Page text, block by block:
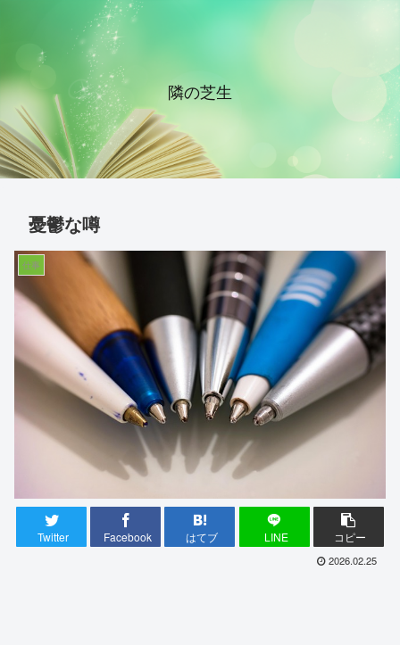
隣の芝生
憂鬱な噂
仕事
Twitter Facebook はてブ LINE コピー
2026.02.25